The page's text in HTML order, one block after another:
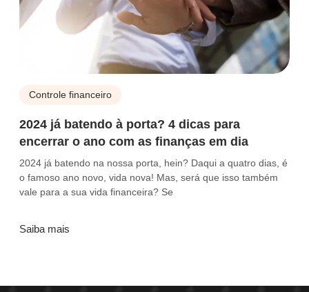
Controle financeiro
2024 já batendo à porta? 4 dicas para
encerrar o ano com as finanças em dia
2024 já batendo na nossa porta, hein? Daqui a quatro dias, é
o famoso ano novo, vida nova! Mas, será que isso também
vale para a sua vida financeira? Se
Saiba mais